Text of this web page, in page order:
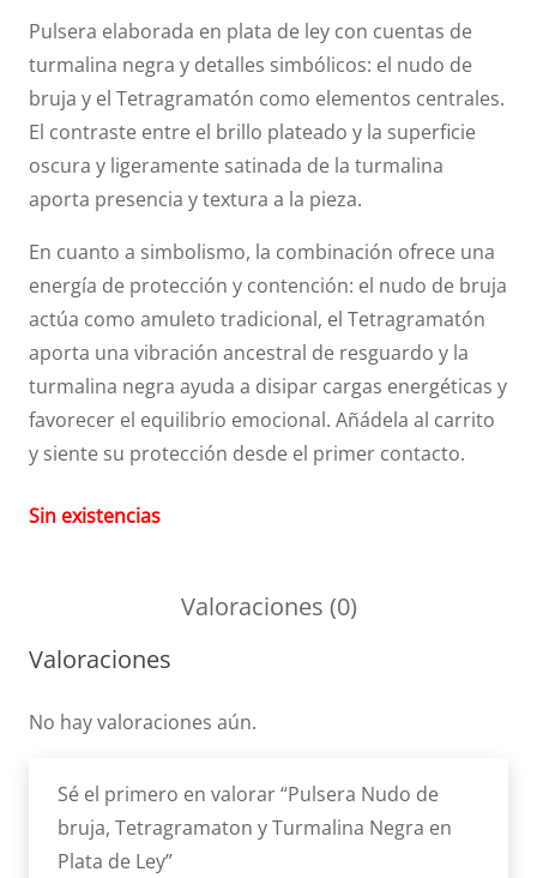
Pulsera elaborada en plata de ley con cuentas de
turmalina negra y detalles simbólicos: el nudo de
bruja y el Tetragramatón como elementos centrales.
El contraste entre el brillo plateado y la superficie
oscura y ligeramente satinada de la turmalina
aporta presencia y textura a la pieza.
En cuanto a simbolismo, la combinación ofrece una
energía de protección y contención: el nudo de bruja
actúa como amuleto tradicional, el Tetragramatón
aporta una vibración ancestral de resguardo y la
turmalina negra ayuda a disipar cargas energéticas y
favorecer el equilibrio emocional. Añádela al carrito
y siente su protección desde el primer contacto.
Sin existencias
Valoraciones (0)
Valoraciones
No hay valoraciones aún.
Sé el primero en valorar “Pulsera Nudo de
bruja, Tetragramaton y Turmalina Negra en
Plata de Ley”